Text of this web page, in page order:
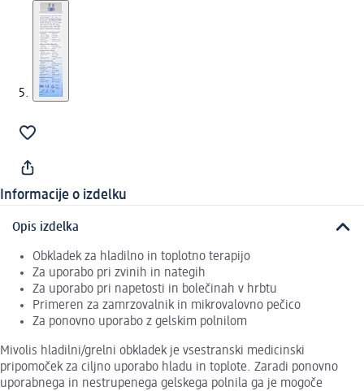
Informacije o izdelku
Opis izdelka
Obkladek za hladilno in toplotno terapijo
Za uporabo pri zvinih in nategih
Za uporabo pri napetosti in bolečinah v hrbtu
Primeren za zamrzovalnik in mikrovalovno pečico
Za ponovno uporabo z gelskim polnilom
Mivolis hladilni/grelni obkladek je vsestranski medicinski
pripomoček za ciljno uporabo hladu in toplote. Zaradi ponovno
uporabnega in nestrupenega gelskega polnila ga je mogoče